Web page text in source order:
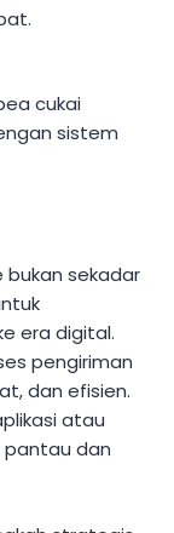
cukai
sistem
sekadar
era digital.
pengiriman
dan efisien.
atau
pantau dan